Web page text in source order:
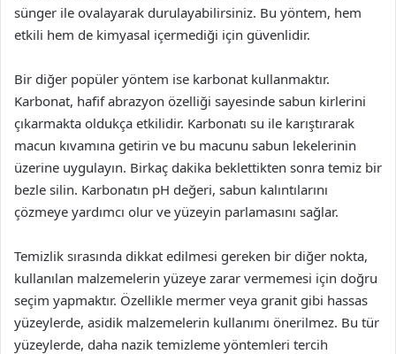
sünger ile ovalayarak durulayabilirsiniz. Bu yöntem, hem
etkili hem de kimyasal içermediği için güvenlidir.
Bir diğer popüler yöntem ise karbonat kullanmaktır.
Karbonat, hafif abrazyon özelliği sayesinde sabun kirlerini
çıkarmakta oldukça etkilidir. Karbonatı su ile karıştırarak
macun kıvamına getirin ve bu macunu sabun lekelerinin
üzerine uygulayın. Birkaç dakika beklettikten sonra temiz bir
bezle silin. Karbonatın pH değeri, sabun kalıntılarını
çözmeye yardımcı olur ve yüzeyin parlamasını sağlar.
Temizlik sırasında dikkat edilmesi gereken bir diğer nokta,
kullanılan malzemelerin yüzeye zarar vermemesi için doğru
seçim yapmaktır. Özellikle mermer veya granit gibi hassas
yüzeylerde, asidik malzemelerin kullanımı önerilmez. Bu tür
yüzeylerde, daha nazik temizleme yöntemleri tercih